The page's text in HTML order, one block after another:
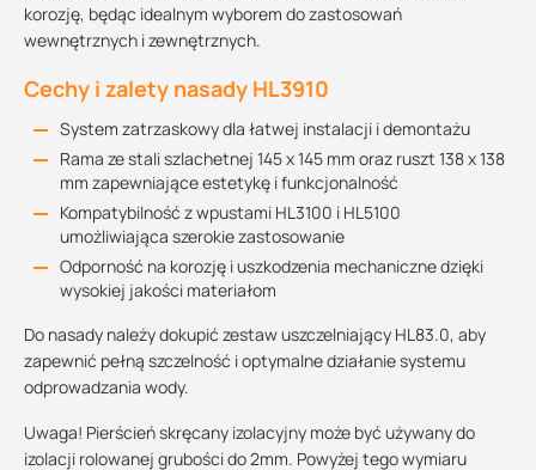
korozję, będąc idealnym wyborem do zastosowań
wewnętrznych i zewnętrznych.
Cechy i zalety nasady HL3910
System zatrzaskowy dla łatwej instalacji i demontażu
Rama ze stali szlachetnej 145 x 145 mm oraz ruszt 138 x 138
mm zapewniające estetykę i funkcjonalność
Kompatybilność z wpustami HL3100 i HL5100
umożliwiająca szerokie zastosowanie
Odporność na korozję i uszkodzenia mechaniczne dzięki
wysokiej jakości materiałom
Do nasady należy dokupić zestaw uszczelniający HL83.0, aby
zapewnić pełną szczelność i optymalne działanie systemu
odprowadzania wody.
Uwaga! Pierścień skręcany izolacyjny może być używany do
izolacji rolowanej grubości do 2mm. Powyżej tego wymiaru